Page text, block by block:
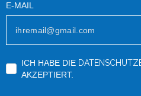
E-MAIL
ICH HABE DIE
AKZEPTIERT.